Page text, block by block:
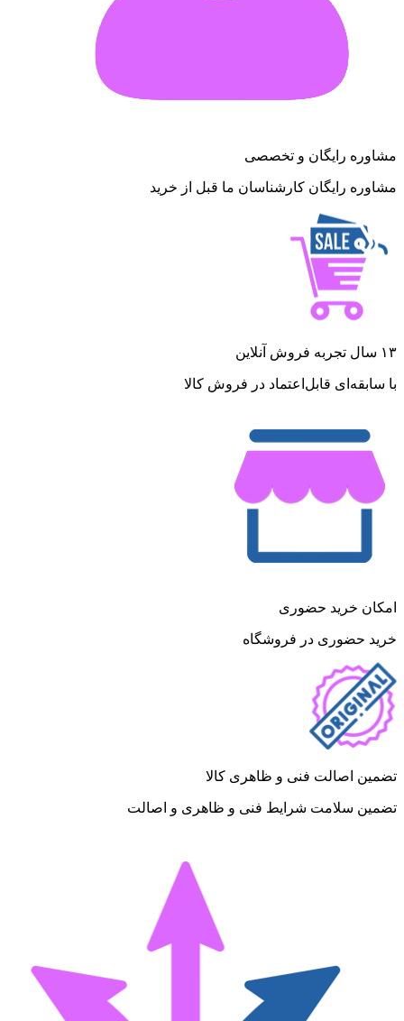
مشاوره رایگان و تخصصی
مشاوره رایگان کارشناسان ما قبل از خرید
۱۳ سال تجربه فروش آنلاین
با سابقه‌ای قابل‌اعتماد در فروش کالا
امکان خرید حضوری
خرید حضوری در فروشگاه
تضمین اصالت فنی و ظاهری کالا
تضمین سلامت شرایط فنی و ظاهری و اصالت